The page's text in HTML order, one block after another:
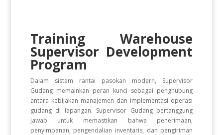
Training Warehouse
Supervisor Development
Program
Dalam sistem rantai pasokan modern, Supervisor
Gudang memainkan peran kunci sebagai penghubung
antara kebijakan manajemen dan implementasi operasi
gudang di lapangan. Supervisor Gudang bertanggung
jawab untuk memastikan bahwa penerimaan,
penyimpanan, pengendalian inventaris, dan pengiriman